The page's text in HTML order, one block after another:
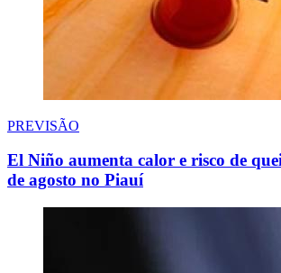
PREVISÃO
El Niño aumenta calor e risco de
de agosto no Piauí